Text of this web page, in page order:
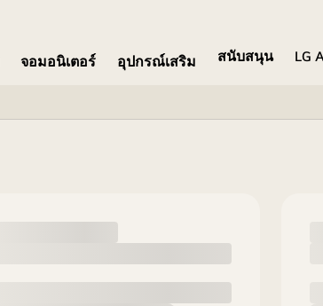
จอมอนิเตอร์​ อุปกรณ์เสริม สนับสนุน
LG